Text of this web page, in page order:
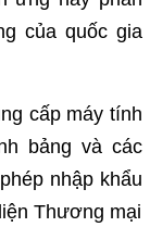
của quốc gia
cấp máy tính
bảng và các
nhập khẩu
Thương mại